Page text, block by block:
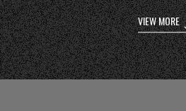
VIEW MORE